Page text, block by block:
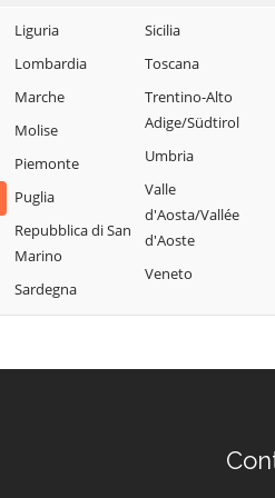
Molinella
Monghidoro
Monte San Pietro
Valsamoggia
Vergato
Zola Predosa
Liguria
Lombardia
Marche
Molise
Piemonte
Puglia
Repubblica di San
Marino
Sardegna
Sicilia
Toscana
Trentino-Alto
Adige/Südtirol
Umbria
Valle
d'Aosta/Vallée
d'Aoste
Veneto